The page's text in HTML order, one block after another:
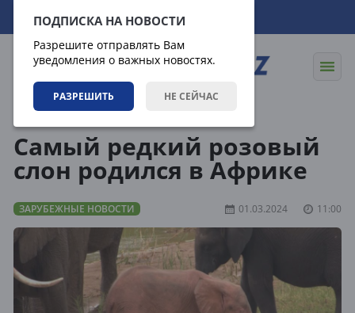
ПОДПИСКА НА НОВОСТИ
Разрешите отправлять Вам
уведомления о важных новостях.
РАЗРЕШИТЬ НЕ СЕЙЧАС
08.08.2026 07:40:23
Самый редкий розовый
слон родился в Африке
ЗАРУБЕЖНЫЕ НОВОСТИ 01.03.2024 11:00